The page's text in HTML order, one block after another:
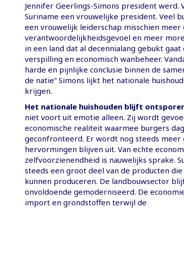
Jennifer Geerlings-Simons president werd.
Suriname een vrouwelijke president. Veel
een vrouwelijk leiderschap misschien
verantwoordelijkheidsgevoel en meer
in een land dat al decennialang gebukt
verspilling en economisch wanbeheer.
harde en pijnlijke conclusie binnen de
de natie” Simons lijkt het nationale
krijgen.
Het nationale huishouden blijft
niet voort uit emotie alleen. Zij wordt
economische realiteit waarmee burgers
geconfronteerd. Er wordt nog steeds meer
hervormingen blijven uit. Van echte
zelfvoorzienendheid is nauwelijks sprake.
steeds een groot deel van de producten
kunnen produceren. De landbouwsector
onvoldoende gemoderniseerd. De
import en grondstoffen terwijl de